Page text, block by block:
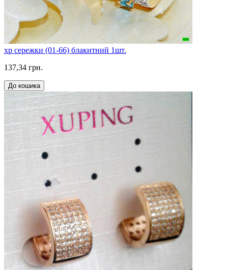
xp сережки (01-66) блакитний 1шт.
137,34 грн.
До кошика